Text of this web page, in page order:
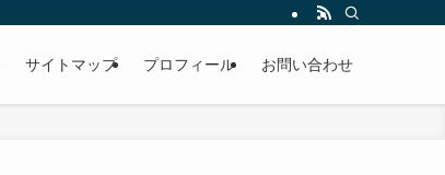
サイトマップ プロフィール お問い合わせ